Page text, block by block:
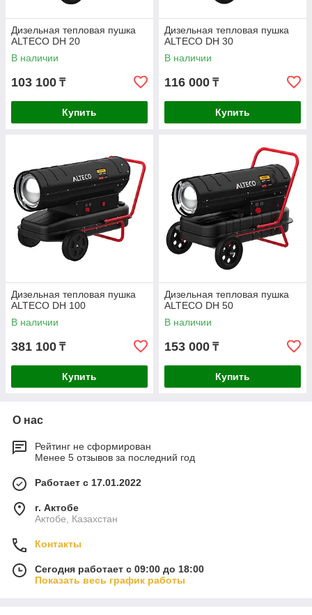
Дизельная тепловая пушка
ALTECO DH 20
В наличии
103 100 ₸
Купить
Дизельная тепловая пушка
ALTECO DH 30
В наличии
116 000 ₸
Купить
Дизельная тепловая пушка
ALTECO DH 100
В наличии
381 100 ₸
Купить
Дизельная тепловая пушка
ALTECO DH 50
В наличии
153 000 ₸
Купить
О нас
Рейтинг не сформирован
Менее 5 отзывов за последний год
Работает с 17.01.2022
г. Актобе
Актобе, Казахстан
Контакты
Сегодня работает с 09:00 до 18:00
Показать весь график работы